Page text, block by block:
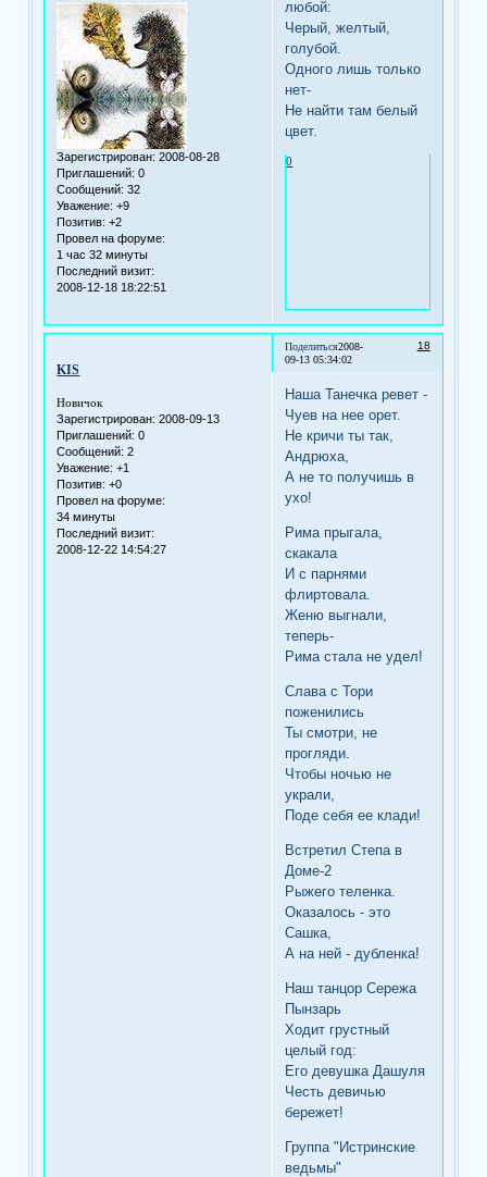
Зарегистрирован: 2008-08-28
Приглашений: 0
Сообщений: 32
Уважение: +9
Позитив: +2
Провел на форуме:
1 час 32 минуты
Последний визит:
2008-12-18 18:22:51
любой:
Черый, желтый,
голубой.
Одного лишь только
нет-
Не найти там белый
цвет.
0
Поделиться 18
2008-
09-13 05:34:02
KIS
Новичок
Зарегистрирован: 2008-09-13
Приглашений: 0
Сообщений: 2
Уважение: +1
Позитив: +0
Провел на форуме:
34 минуты
Последний визит:
2008-12-22 14:54:27
Наша Танечка ревет -
Чуев на нее орет.
Не кричи ты так,
Андрюха,
А не то получишь в
ухо!
Рима прыгала,
скакала
И с парнями
флиртовала.
Женю выгнали,
теперь-
Рима стала не удел!
Слава с Тори
поженились
Ты смотри, не
прогляди.
Чтобы ночью не
украли,
Поде себя ее клади!
Встретил Степа в
Доме-2
Рыжего теленка.
Оказалось - это
Сашка,
А на ней - дубленка!
Наш танцор Сережа
Пынзарь
Ходит грустный
целый год:
Его девушка Дашуля
Честь девичью
бережет!
Группа "Истринские
ведьмы"